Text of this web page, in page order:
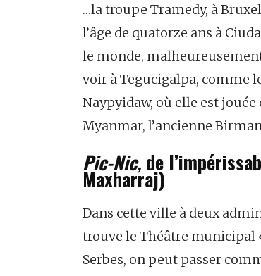
…la troupe Tramedy, à
l’âge de quatorze ans à
le monde,
voir à Tegucigalpa, comme
Naypyidaw, où elle est
Myanmar, l’ancienne
Pic-Nic, de
Maxharraj)
Dans cette ville à deux
trouve le Théâtre municipal
Serbes, on peut passer